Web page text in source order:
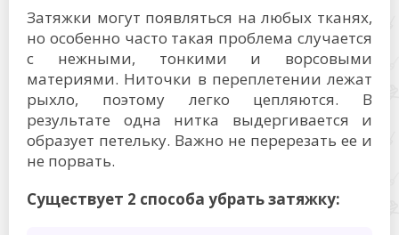
Затяжки могут появляться на любых тканях,
но особенно часто такая проблема случается
с нежными, тонкими и ворсовыми
материями. Ниточки в переплетении лежат
рыхло, поэтому легко цепляются. В
результате одна нитка выдергивается и
образует петельку. Важно не перерезать ее и
не порвать.
Существует 2 способа убрать затяжку: